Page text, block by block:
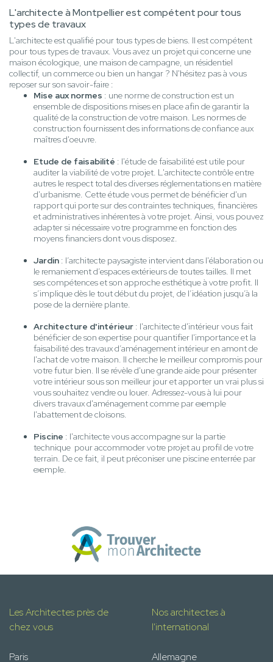
L'architecte à Montpellier est compétent pour tous
types de travaux
L'architecte est qualifié pour tous types de biens. Il est compétent
pour tous types de travaux. Vous avez un projet qui concerne une
maison écologique, une maison de campagne, un résidentiel
collectif, un commerce ou bien un hangar ? N'hésitez pas à vous
reposer sur son savoir-faire :
Mise aux normes : une norme de construction est un
ensemble de dispositions mises en place afin de garantir la
qualité de la construction de votre maison. Les normes de
construction fournissent des informations de confiance aux
maîtres d'oeuvre.
Etude de faisabilité : l'étude de faisabilité est utile pour
auditer la viabilité de votre projet. L'architecte contrôle entre
autres le respect total des diverses réglementations en matière
d'urbanisme. Cette étude vous permet de bénéficier d'un
rapport qui porte sur des contraintes techniques, financières
et administratives inhérentes à votre projet. Ainsi, vous pouvez
adapter si nécessaire votre programme en fonction des
moyens financiers dont vous disposez.
Jardin : l’architecte paysagiste intervient dans l'élaboration ou
le remaniement d’espaces extérieurs de toutes tailles. Il met
ses compétences et son approche esthétique à votre profit. Il
s’implique dès le tout début du projet, de l’idéation jusqu’à la
pose de la dernière plante.
Architecture d'intérieur : l'architecte d'intérieur vous fait
bénéficier de son expertise pour quantifier l'importance et la
faisabilité des travaux d’aménagement intérieur en amont de
l'achat de votre maison. Il cherche le meilleur compromis pour
votre futur bien. Il se révèle d'une grande aide pour présenter
votre intérieur sous son meilleur jour et apporter un vrai plus si
vous souhaitez vendre ou louer. Adressez-vous à lui pour
divers travaux d'aménagement comme par exemple
l'abattement de cloisons.
Piscine : l'architecte vous accompagne sur la partie
technique pour accommoder votre projet au profil de votre
terrain. De ce fait, il peut préconiser une piscine enterrée par
exemple.
Les Architectes près de
chez vous
Paris
Nos architectes à
l'international
Allemagne